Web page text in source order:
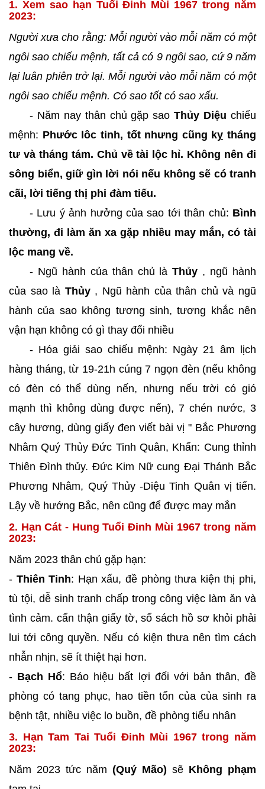
1. Xem sao hạn Tuổi Đinh Mùi 1967 trong năm
2023:
Người xưa cho rằng: Mỗi người vào mỗi năm có một
ngôi sao chiếu mệnh, tất cả có 9 ngôi sao, cứ 9 năm
lại luân phiên trở lại. Mỗi người vào mỗi năm có một
ngôi sao chiếu mệnh. Có sao tốt có sao xấu.
- Năm nay thân chủ gặp saoThủy Diệu chiếu
mệnh: Phước lôc tinh, tốt nhưng cũng kỵ tháng
tư và tháng tám. Chủ về tài lộc hỉ. Không nên đi
sông biển, giữ gìn lời nói nếu không sẽ có tranh
cãi, lời tiếng thị phi đàm tiếu.
- Lưu ý ảnh hưởng của sao tới thân chủ: Bình
thường, đi làm ăn xa gặp nhiều may mắn, có tài
lộc mang về.
- Ngũ hành của thân chủ làThủy , ngũ hành
của sao là Thủy, Ngũ hành của thân chủ và ngũ
hành của sao không tương sinh, tương khắc nên
vận hạn không có gì thay đổi nhiều
- Hóa giải sao chiếu mệnh: Ngày 21 âm lịch
hàng tháng, từ 19-21h cúng 7 ngọn đèn (nếu không
có đèn có thể dùng nến, nhưng nếu trời có gió
mạnh thì không dùng được nến), 7 chén nước, 3
cây hương, dùng giấy đen viết bài vị " Bắc Phương
Nhâm Quý Thủy Đức Tinh Quân, Khấn: Cung thỉnh
Thiên Đình thủy. Đức Kim Nữ cung Đại Thánh Bắc
Phương Nhâm, Quý Thủy -Diệu Tinh Quân vị tiến.
Lậy về hướng Bắc, nên cũng để được may mắn
2. Hạn Cát - Hung Tuổi Đinh Mùi 1967 trong năm
2023:
Năm 2023 thân chủ gặp hạn:
- Thiên Tinh: Hạn xấu, đề phòng thưa kiện thị phi,
tù tội, dễ sinh tranh chấp trong công việc làm ăn và
tình cảm. cẩn thận giấy tờ, sổ sách hồ sơ khỏi phải
lui tới công quyền. Nếu có kiện thưa nên tìm cách
nhẫn nhịn, sẽ ít thiệt hại hơn.
- Bạch Hổ: Báo hiệu bất lợi đối với bản thân, đề
phòng có tang phục, hao tiền tốn của của sinh ra
bệnh tật, nhiều việc lo buồn, đề phòng tiểu nhân
3. Hạn Tam Tai Tuổi Đinh Mùi 1967 trong năm
2023:
Năm 2023 tức năm (Quý Mão) sẽ Không phạm